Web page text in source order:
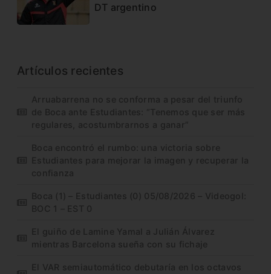
DT argentino
Artículos recientes
Arruabarrena no se conforma a pesar del triunfo
de Boca ante Estudiantes: “Tenemos que ser más
regulares, acostumbrarnos a ganar”
Boca encontró el rumbo: una victoria sobre
Estudiantes para mejorar la imagen y recuperar la
confianza
Boca (1) – Estudiantes (0) 05/08/2026 – Videogol:
BOC 1 – EST 0
El guiño de Lamine Yamal a Julián Álvarez
mientras Barcelona sueña con su fichaje
El VAR semiautomático debutaría en los octavos